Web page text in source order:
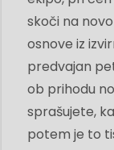
skoči na
osnove iz
predvajan
ob prihodu
sprašujete,
potem je to